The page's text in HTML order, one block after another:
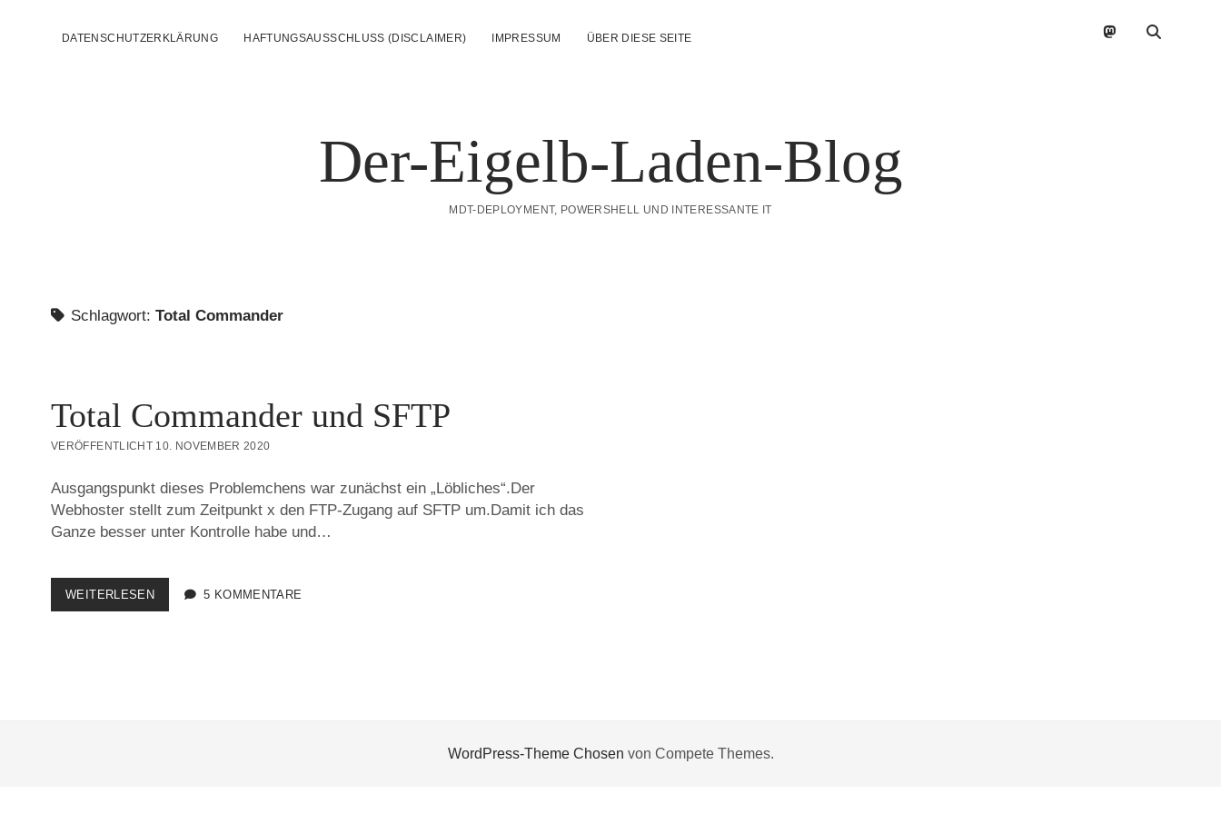
DATENSCHUTZERKLÄRUNG HAFTUNGSAUSSCHLUSS (DISCLAIMER) IMPRESSUM ÜBER DIESE SEITE mastodon
Der-Eigelb-Laden-Blog
MDT-DEPLOYMENT, POWERSHELL UND INTERESSANTE IT
Schlagwort: Total Commander
Total Commander und SFTP
VERÖFFENTLICHT 10. NOVEMBER 2020
Ausgangspunkt dieses Problemchens war zunächst ein „Löbliches“.Der
Webhoster stellt zum Zeitpunkt x den FTP-Zugang auf SFTP um.Damit ich das
Ganze besser unter Kontrolle habe und…
WEITERLESENTOTAL
COMMANDER
5 KOMMENTARE
WordPress-Theme Chosen von Compete Themes.